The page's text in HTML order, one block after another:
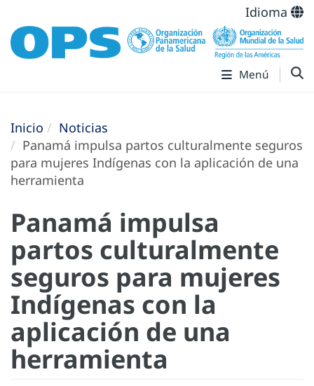
Idioma
Menú
Inicio
Noticias
Panamá impulsa partos culturalmente seguros
para mujeres Indígenas con la aplicación de una
herramienta
Panamá impulsa
partos culturalmente
seguros para mujeres
Indígenas con la
aplicación de una
herramienta